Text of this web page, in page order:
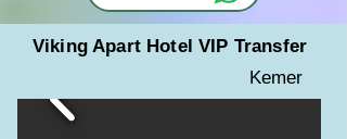
Viking Apart Hotel VIP Transfer
Kemer